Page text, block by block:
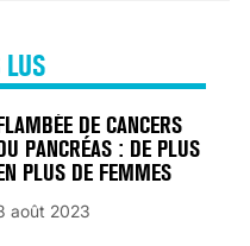
LUS
DE CANCERS
PANCRÉAS : DE PLUS
PLUS DE FEMMES
août 2023